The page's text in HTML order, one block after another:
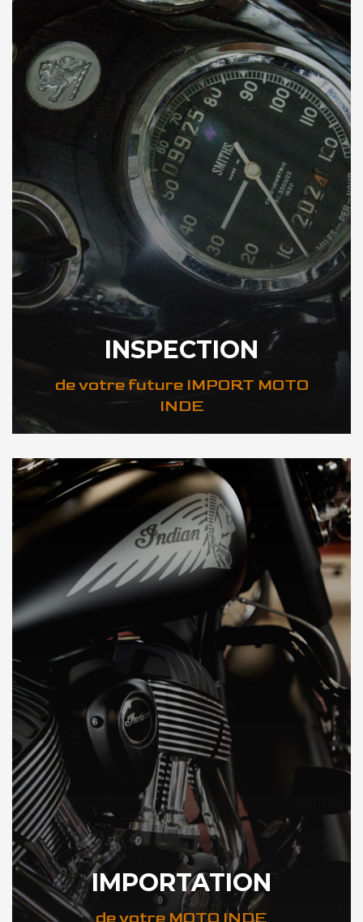
INSPECTION
de votre future IMPORT MOTO
INDE
DÉCOUVREZ VOTRE INSPECTION MOTO INDE
IMPORTATION